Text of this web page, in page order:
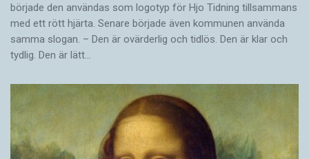
började den användas som logotyp för Hjo Tidning tillsammans
med ett rött hjärta. Senare började även kommunen använda
samma slogan. – Den är ovärderlig och tidlös. Den är klar och
tydlig. Den är lätt…